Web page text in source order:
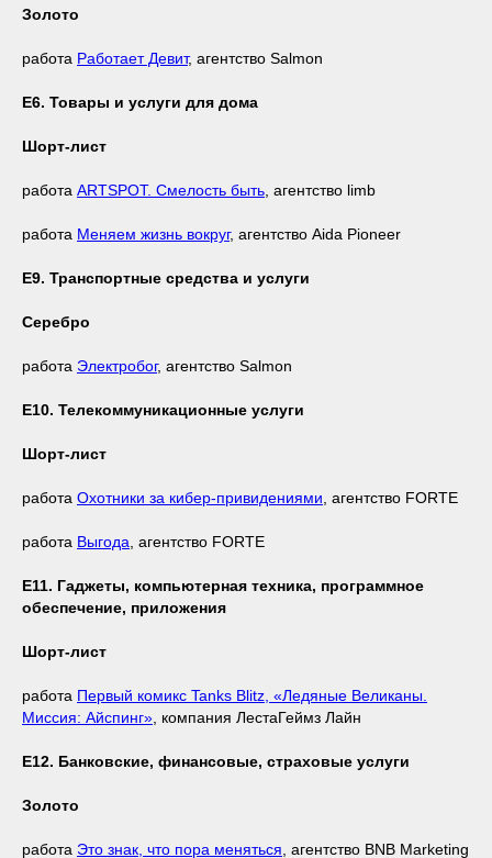
Золото
работа Работает Девит, агентство Salmon
Е6. Товары и услуги для дома
Шорт-лист
работа ARTSPOT. Смелость быть , агентство limb
работа Меняем жизнь вокруг, агентство Aida Pioneer
Е9. Транспортные средства и услуги
Серебро
работа Электробог, агентство Salmon
Е10. Телекоммуникационные услуги
Шорт-лист
работа Охотники за кибер-привидениями , агентство FORTE
работа Выгода , агентство FORTE
Е11. Гаджеты, компьютерная техника, программное
обеспечение, приложения
Шорт-лист
работа Первый комикс Tanks Blitz, «Ледяные Великаны.
Миссия: Айспинг» , компания ЛестаГеймз Лайн
Е12. Банковские, финансовые, страховые услуги
Золото
работа Это знак, что пора меняться , агентство BNB Marketing